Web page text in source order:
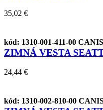
35,02 €
kód: 1310-001-411-00
ZIMNÁ VESTA
24,44 €
kód: 1310-002-810-00